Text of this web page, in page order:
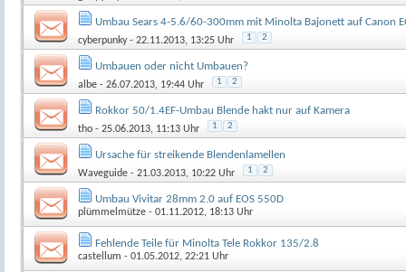
Umbau Sears 4-5.6/60-300mm mit Minolta Bajonett auf Canon
cyberpunky- 22.11.2013, 13:25 Uhr 1 2
Umbauen oder nicht Umbauen?
albe - 26.07.2013, 19:44 Uhr 1 2
Rokkor 50/1.4EF-Umbau Blende hakt nur auf Kamera
tho - 25.06.2013, 11:13 Uhr 1 2
Ursache für streikende Blendenlamellen
Waveguide - 21.03.2013, 10:22 Uhr 1 2
Umbau Vivitar 28mm 2.0 auf EOS 550D
plümmelmütze - 01.11.2012, 18:13 Uhr
Fehlende Teile für Minolta Tele Rokkor 135/2.8
castellum - 01.05.2012, 22:21 Uhr